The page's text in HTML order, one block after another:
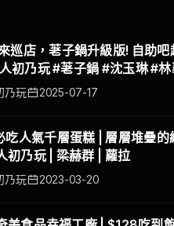
巡店，荖子鍋升級版! 自助
初乃玩 #荖子鍋 #沈玉琳 #
乃玩 2025-07-17
吃人氣千層蛋糕 | 層層堆疊的
初乃玩 | 梁赫群 | 蘿拉
乃玩 2023-03-20